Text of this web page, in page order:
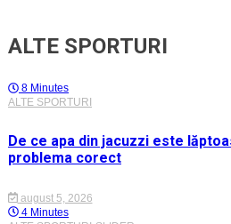
ALTE SPORTURI
8 Minutes
ALTE SPORTURI
De ce apa din jacuzzi este
problema corect
august 5, 2026
4 Minutes